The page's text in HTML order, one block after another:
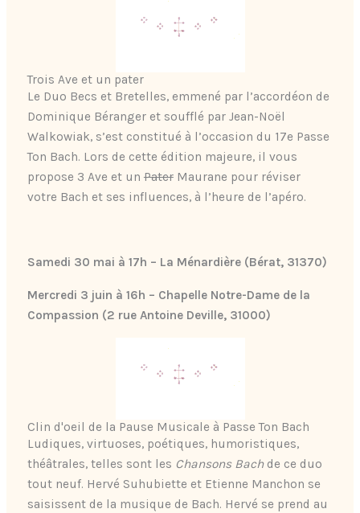
Trois Ave et un pater
Le Duo Becs et Bretelles, emmené par l’accordéon de
Dominique Béranger et soufflé par Jean-Noël
Walkowiak, s’est constitué à l’occasion du 17e Passe
Ton Bach. Lors de cette édition majeure, il vous
propose 3 Ave et un PaterMaurane pour réviser
votre Bach et ses influences, à l’heure de l’apéro.
Samedi 30 mai à 17h – La Ménardière (Bérat, 31370)
Mercredi 3 juin à 16h – Chapelle Notre-Dame de la
Compassion (2 rue Antoine Deville, 31000)
Clin d'oeil de la Pause Musicale à Passe Ton Bach
Ludiques, virtuoses, poétiques, humoristiques,
théâtrales, telles sont les Chansons Bachde ce duo
tout neuf. Hervé Suhubiette et Etienne Manchon se
saisissent de la musique de Bach. Hervé se prend au